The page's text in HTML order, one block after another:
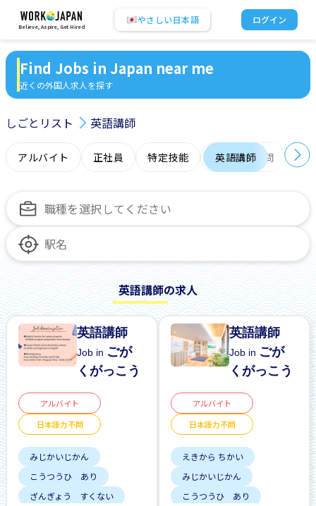
Believe, Aspire, Get Hired
やさしい日本語 ログイン
Find Jobs in Japan near me
近くの外国人求人を探す
しごとリスト 英語講師
アルバイト 正社員 特定技能 日本語力不問 オ
英語講師
英語講師の求人
英語講師
Job in ごが
くがっこう
アルバイト
日本語力不問
みじかいじかん
こうつうひ あり
ざんぎょう すくない
英語講師
Job in ごが
くがっこう
アルバイト
日本語力不問
えきから ちかい
みじかいじかん
こうつうひ あり